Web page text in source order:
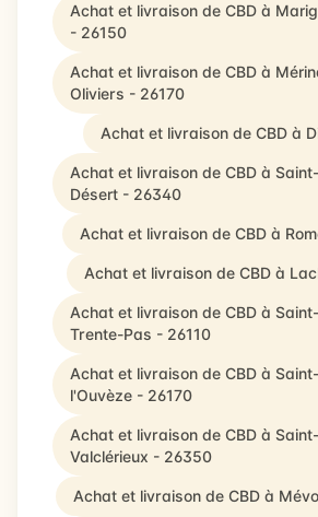
Achat et livraison de CBD à
- 26150
Achat et livraison de CBD à
Oliviers - 26170
Achat et livraison de CBD à
Achat et livraison de CBD à
Désert - 26340
Achat et livraison de CBD à
Achat et livraison de CBD à
Achat et livraison de CBD à
Trente-Pas - 26110
Achat et livraison de CBD à
l'Ouvèze - 26170
Achat et livraison de CBD à
Valclérieux - 26350
Achat et livraison de CBD à